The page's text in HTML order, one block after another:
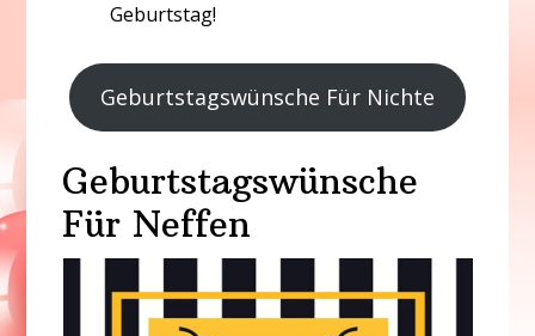
Geburtstag!
Geburtstagswünsche Für Nichte
Geburtstagswünsche
Für Neffen